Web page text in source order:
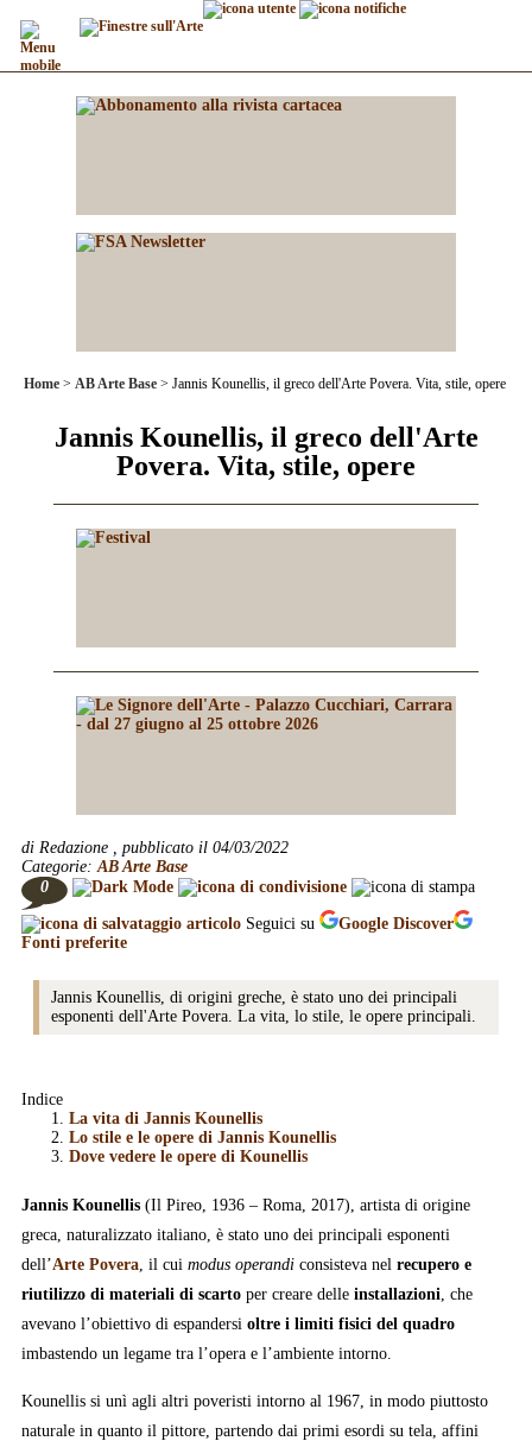
Home AB Arte Base Jannis Kounellis, il greco dell'Arte Povera. Vita, stile, opere
Jannis Kounellis, il greco dell'Arte
Povera. Vita, stile, opere
di Redazione , pubblicato il 04/03/2022
Categorie:AB Arte Base
0
Seguici su Google Discover
Fonti preferite
Jannis Kounellis, di origini greche, è stato uno dei principali
esponenti dell'Arte Povera. La vita, lo stile, le opere principali.
Indice
La vita di Jannis Kounellis
Lo stile e le opere di Jannis Kounellis
Dove vedere le opere di Kounellis
Jannis Kounellis(Il Pireo, 1936 – Roma, 2017), artista di origine
greca, naturalizzato italiano, è stato uno dei principali esponenti
dell’Arte Povera, il cui modus operandiconsisteva nel recupero e
riutilizzo di materiali di scartoper creare delleinstallazioni, che
avevano l’obiettivo di espandersioltre i limiti fisici del quadro
imbastendo un legame tra l’opera e l’ambiente intorno.
Kounellis si unì agli altri poveristi intorno al 1967, in modo piuttosto
naturale in quanto il pittore, partendo dai primi esordi su tela, affini